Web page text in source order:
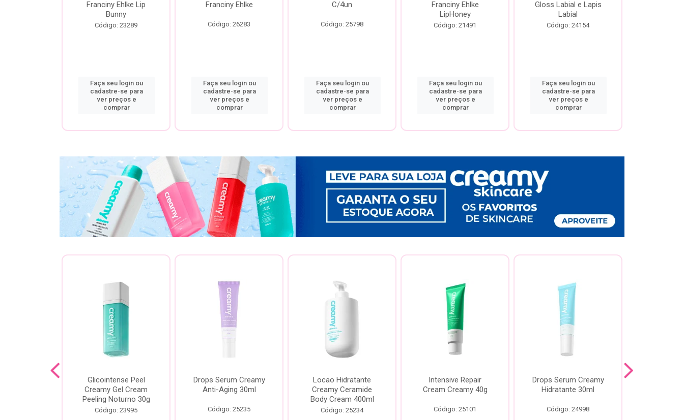
Franciny Ehlke Lip
Bunny
Código: 23289
Faça seu login ou
cadastre-se para
ver preços e
comprar
Franciny Ehlke
Código: 26283
Faça seu login ou
cadastre-se para
ver preços e
comprar
C/4un
Código: 25798
Faça seu login ou
cadastre-se para
ver preços e
comprar
Franciny Ehlke
LipHoney
Código: 21491
Faça seu login ou
cadastre-se para
ver preços e
comprar
Gloss Labial e Lapis
Labial
Código: 24154
Faça seu login ou
cadastre-se para
ver preços e
comprar
Glicointense Peel
Creamy Gel Cream
Peeling Noturno 30g
Código: 23995
Drops Serum Creamy
Anti-Aging 30ml
Código: 25235
Locao Hidratante
Creamy Ceramide
Body Cream 400ml
Código: 25234
Intensive Repair
Cream Creamy 40g
Código: 25101
Drops Serum Creamy
Hidratante 30ml
Código: 24998